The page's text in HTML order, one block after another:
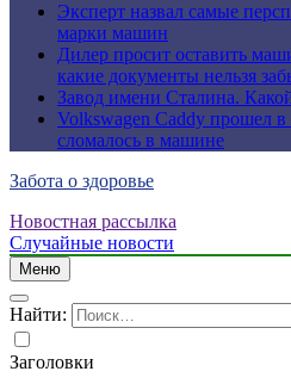
Эксперт назвал самые
марки машин
Дилер просит оставить
какие документы нельзя
Завод имени Сталина.
Volkswagen Caddy прошел
сломалось в машине
Забота о здоровье
Новостная рассылка
Случайные новости
Меню
Найти:
Заголовки